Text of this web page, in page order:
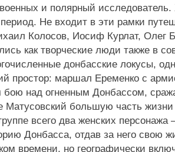
и полярный исследователь.
Не входит в эти рамки
Колосов, Иосиф Курлат, Олег
как творческие люди также в
донбасские локусы,
простор: маршал Еременко с
над огненным Донбассом,
Матусовский большую часть
всего два женских
Донбасса, отдав за него свою
времени, но географически